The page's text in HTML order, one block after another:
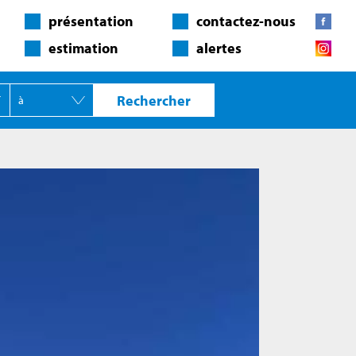
présentation
estimation
contactez-nous
alertes